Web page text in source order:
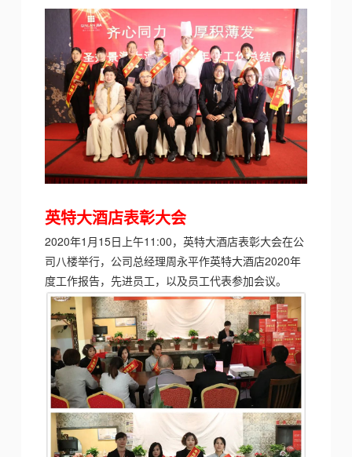
英特大酒店表彰大会
2020年1月15日上午11:00，英特大酒店表彰大会在公
司八楼举行，公司总经理周永平作英特大酒店2020年
度工作报告，先进员工，以及员工代表参加会议。